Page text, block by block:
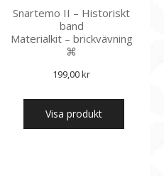
Snartemo II – Historiskt
band
Materialkit – brickvävning
⌘
199,00kr
Visa produkt